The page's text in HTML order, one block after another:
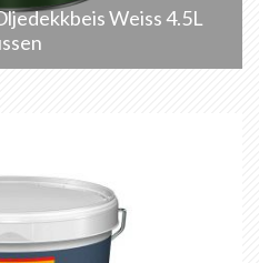
Weiss 4.5L